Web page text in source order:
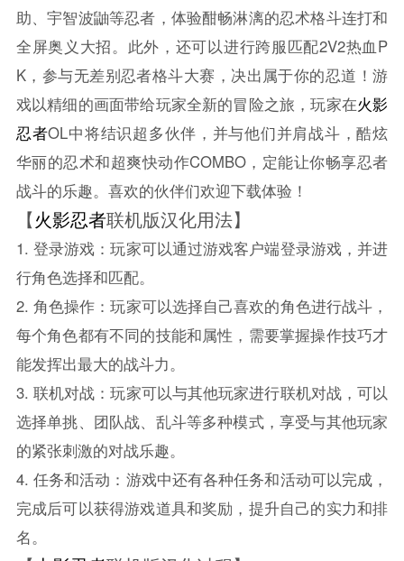
助、宇智波鼬等忍者，体验酣畅淋漓的忍术格斗连打和
全屏奥义大招。此外，还可以进行跨服匹配2V2热血P
K，参与无差别忍者格斗大赛，决出属于你的忍道！游
戏以精细的画面带给玩家全新的冒险之旅，玩家在火影
忍者OL中将结识超多伙伴，并与他们并肩战斗，酷炫
华丽的忍术和超爽快动作COMBO，定能让你畅享忍者
战斗的乐趣。喜欢的伙伴们欢迎下载体验！
【火影忍者联机版汉化用法】
1. 登录游戏：玩家可以通过游戏客户端登录游戏，并进
行角色选择和匹配。
2. 角色操作：玩家可以选择自己喜欢的角色进行战斗，
每个角色都有不同的技能和属性，需要掌握操作技巧才
能发挥出最大的战斗力。
3. 联机对战：玩家可以与其他玩家进行联机对战，可以
选择单挑、团队战、乱斗等多种模式，享受与其他玩家
的紧张刺激的对战乐趣。
4. 任务和活动：游戏中还有各种任务和活动可以完成，
完成后可以获得游戏道具和奖励，提升自己的实力和排
名。